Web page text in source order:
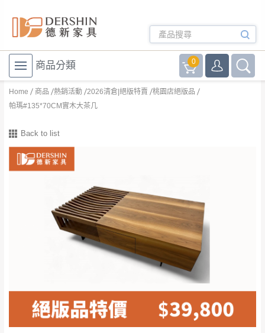
商品分類 0
Home 商品 熱銷活動 2026清倉|絕版特賣
桃園店絕版品
帕瑪#135*70CM實木大茶几
Back to list